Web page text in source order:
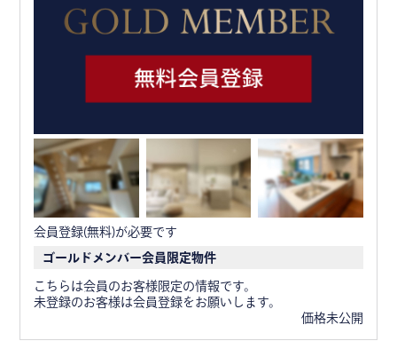
会員登録(無料)が必要です
ゴールドメンバー会員限定物件
こちらは会員のお客様限定の情報です。
未登録のお客様は会員登録をお願いします。
価格未公開